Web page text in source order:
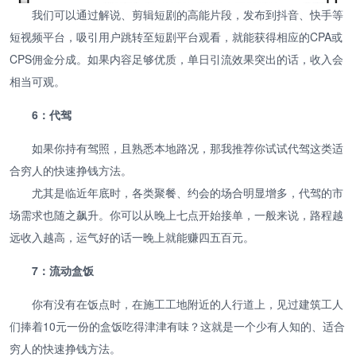
我们可以通过解说、剪辑短剧的高能片段，发布到抖音、快手等
短视频平台，吸引用户跳转至短剧平台观看，就能获得相应的CPA或
CPS佣金分成。如果内容足够优质，单日引流效果突出的话，收入会
相当可观。
6：代驾
如果你持有驾照，且熟悉本地路况，那我推荐你试试代驾这类适
合穷人的快速挣钱方法。
尤其是临近年底时，各类聚餐、约会的场合明显增多，代驾的市
场需求也随之飙升。你可以从晚上七点开始接单，一般来说，路程越
远收入越高，运气好的话一晚上就能赚四五百元。
7：流动盒饭
你有没有在饭点时，在施工工地附近的人行道上，见过建筑工人
们捧着10元一份的盒饭吃得津津有味？这就是一个少有人知的、适合
穷人的快速挣钱方法。